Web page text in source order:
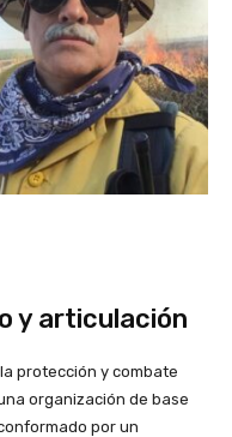
y articulación
protección y combate
organización de base
por un